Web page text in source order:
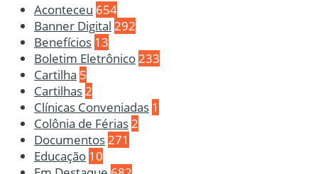
Aconteceu 654
Banner Digital 292
Benefícios 13
Boletim Eletrônico 233
Cartilha 5
Cartilhas 2
Clínicas Conveniadas 1
Colônia de Férias 2
Documentos 271
Educação 10